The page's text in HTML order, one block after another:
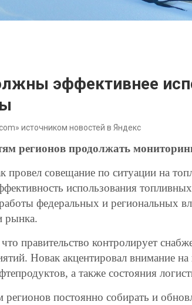
эффективнее
источником новостей в Яндекс
регионов продолжать
провел совещание по ситуации на
использования
федеральных и региональных
рынка.
правительство контролирует
Новак акцентировал внимание
а также состояния
регионов постоянно собирать и